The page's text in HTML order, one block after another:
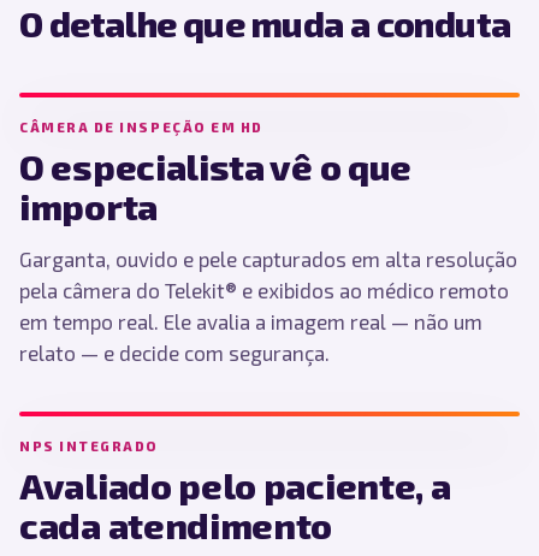
O detalhe que muda a conduta
CÂMERA DE INSPEÇÃO EM HD
O especialista vê o que
importa
Garganta, ouvido e pele capturados em alta resolução
pela câmera do Telekit® e exibidos ao médico remoto
em tempo real. Ele avalia a imagem real — não um
relato — e decide com segurança.
NPS INTEGRADO
Avaliado pelo paciente, a
cada atendimento